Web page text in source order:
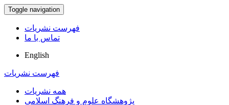
Toggle navigation
فهرست نشریات
تماس با ما
English
فهرست نشریات
همه نشریات
پژوهشگاه علوم و فرهنگ اسلامی